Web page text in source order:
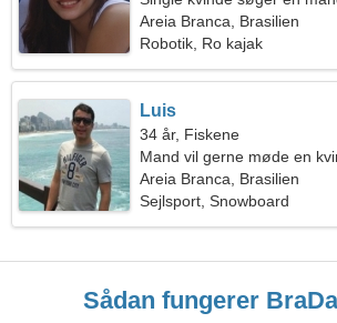
Areia Branca, Brasilien
Robotik, Ro kajak
Luis
34 år, Fiskene
Mand vil gerne møde en
Areia Branca, Brasilien
Sejlsport, Snowboard
Sådan fungerer